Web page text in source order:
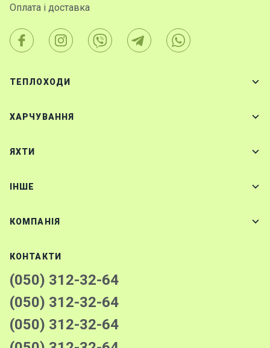
Оплата і доставка
ТЕПЛОХОДИ
ХАРЧУВАННЯ
ЯХТИ
IНШЕ
КОМПАНІЯ
КОНТАКТИ
(050) 312-32-64
(050) 312-32-64
(050) 312-32-64